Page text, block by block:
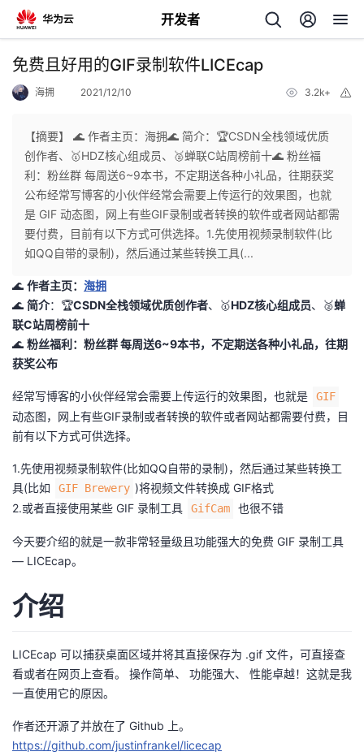
开发者
返
个
人
页
我
开
发
者
我
的
博
客
我
的
论
我
的
我
播活的
注
我
开
的
我
免费且好用的GIF录制软件LICEcap
海拥 2021/12/10 3.2k+
【摘要】 🌊 作者主页：海拥🌊 简介：🏆CSDN全栈领域优质
创作者、🥇HDZ核心组成员、🥈蝉联C站周榜前十🌊 粉丝福
利：粉丝群 每周送6~9本书，不定期送各种小礼品，往期获奖
公布经常写博客的小伙伴经常会需要上传运行的效果图，也就
是 GIF 动态图，网上有些GIF录制或者转换的软件或者网站都需
要付费，目前有以下方式可供选择。1.先使用视频录制软件(比
如QQ自带的录制)，然后通过某些转换工具(...
🌊 作者主页： 海拥
🌊 简介：🏆CSDN全栈领域优质创作者、🥇HDZ核心组成员、🥈蝉
联C站周榜前十
🌊 粉丝福利： 粉丝群每周送6~9本书，不定期送各种小礼品， 往期
获奖公布
经常写博客的小伙伴经常会需要上传运行的效果图，也就是 GIF
动态图，网上有些GIF录制或者转换的软件或者网站都需要付费，目
前有以下方式可供选择。
1.先使用视频录制软件(比如QQ自带的录制)，然后通过某些转换工
具(比如
GIF Brewery )将视频文件转换成 GIF格式
2.或者直接使用某些 GIF 录制工具
GifCam 也很不错
今天要介绍的就是一款非常轻量级且功能强大的免费 GIF 录制工具
— LICEcap。
介绍
LICEcap 可以捕获桌面区域并将其直接保存为 .gif 文件，可直接查
看或者在网页上查看。 操作简单、 功能强大、 性能卓越！这就是我
一直使用它的原因。
作者还开源了并放在了 Github 上。
https://github.com/justinfrankel/licecap